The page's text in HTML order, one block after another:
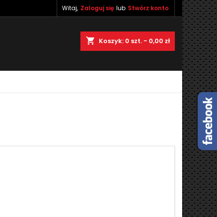
Witaj, Zaloguj się lub Stwórz konto
shopping_cart Koszyk: 0 szt. - 0,00 zł